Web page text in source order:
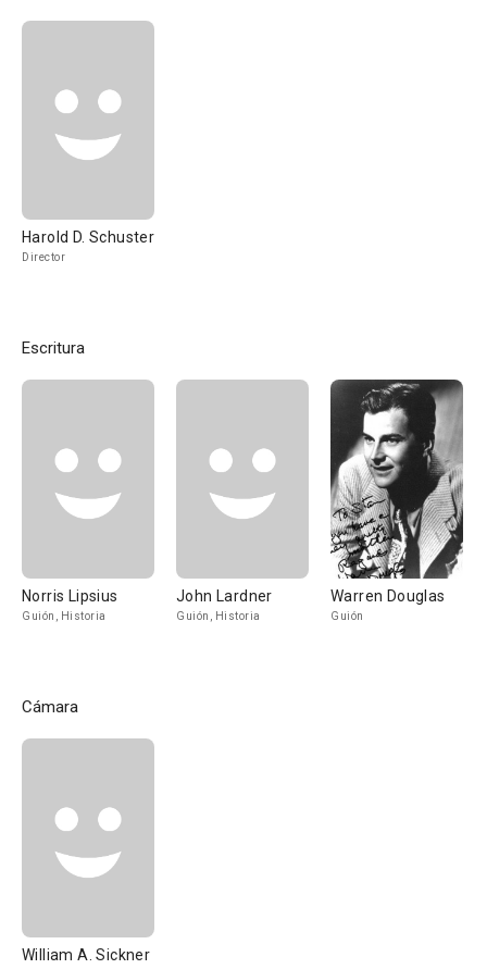
Harold D. Schuster
Director
Escritura
Norris Lipsius
Guión, Historia
John Lardner
Guión, Historia
Warren Douglas
Guión
Cámara
William A. Sickner